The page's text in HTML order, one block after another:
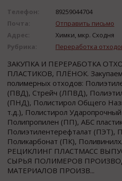
Телефон:
89259044704
Почта:
Отправить письмо
Адрес:
Химки, мкр. Сходня
Рубрика:
Переработка
ЗАКУПКА И ПЕРЕРАБОТКА
ПЛАСТИКОВ, ПЛЁНОК.
полимерных отходов:
(ПВД), Стрейч (ЛПВД),
(ПНД), Полистирол Общего
т.д.), Полистирол
Полипропилен (ПП), АБС
Полиэтилентерефталат (ПЭТ),
Поликарбонат (ПК),
РЕЦИКЛИНГ ПЛАСТМАСС
СЫРЬЯ ПОЛИМЕРОВ
МАТЕРИАЛОВ ПРОИЗВ...